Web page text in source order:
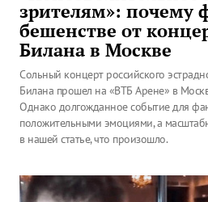
зрителям»: почему
бешенстве от
Билана в Москве
Сольный концерт российского
Билана прошел на «ВТБ Арене» в
Однако долгожданное событие для
положительными эмоциями, а
в нашей статье, что произошло.